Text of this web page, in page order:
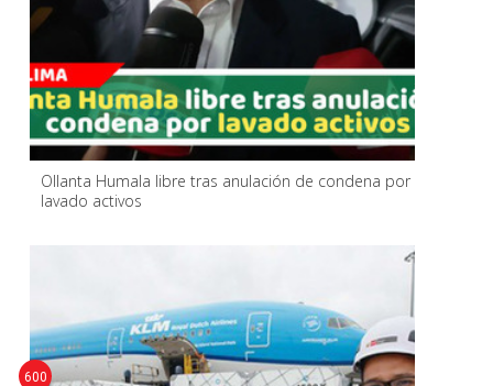
Ollanta Humala libre tras anulación de condena por
lavado activos
600